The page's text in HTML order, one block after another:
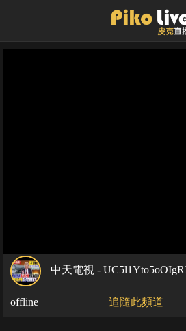
中天電視 -
offline 追隨此頻道